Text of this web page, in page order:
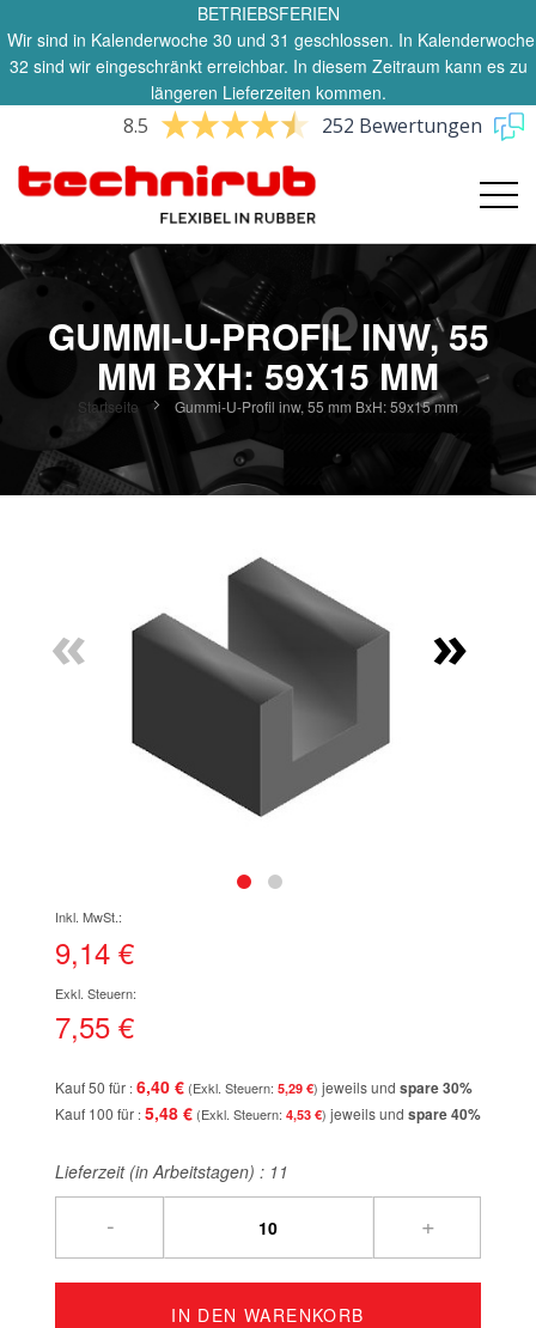
BETRIEBSFERIEN
Wir sind in Kalenderwoche 30 und 31 geschlossen. In Kalenderwoche
32 sind wir eingeschränkt erreichbar. In diesem Zeitraum kann es zu
längeren Lieferzeiten kommen.
8.5 252 Bewertungen
GUMMI-U-PROFIL INW, 55
MM BXH: 59X15 MM
Startseite Gummi-U-Profil inw, 55 mm BxH: 59x15 mm
springen
« »
der
Bildgalerie
9,14 €
7,55 €
Kauf 50 für 6,40 € 5,29 € jeweils und spare30%
Kauf 100 für 5,48 € 4,53 € jeweils und spare40%
Lieferzeit (in Arbeitstagen) : 11
- +
IN DEN WARENKORB